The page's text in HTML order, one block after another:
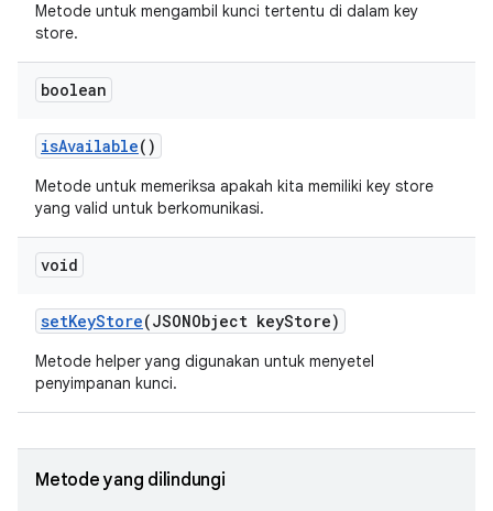
Metode untuk mengambil kunci tertentu di dalam key
store.
boolean
isAvailable()
Metode untuk memeriksa apakah kita memiliki key store
yang valid untuk berkomunikasi.
void
setKeyStore(JSONObject keyStore)
Metode helper yang digunakan untuk menyetel
penyimpanan kunci.
Metode yang dilindungi